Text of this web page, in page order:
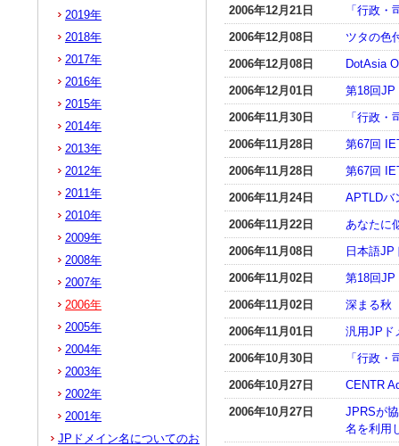
2006年12月21日
「行政
2006年12月08日
ツタの色
2006年12月08日
DotAsia
2006年12月01日
第18回JP
2006年11月30日
「行政
2006年11月28日
第67回
2006年11月28日
第67回
2006年11月24日
APTLDバ
2006年11月22日
あなたに
2006年11月08日
日本語
2006年11月02日
第18回JP
2006年11月02日
深まる秋
2006年11月01日
汎用JPド
2006年10月30日
「行政
2006年10月27日
CENTR
2006年10月27日
JPRSが
名を利用
2019年
2018年
2017年
2016年
2015年
2014年
2013年
2012年
2011年
2010年
2009年
2008年
2007年
2006年
2005年
2004年
2003年
2002年
2001年
JPドメイン名についてのお